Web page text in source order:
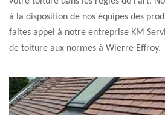
à la disposition de nos équipes des
faites appel à notre entreprise KM
de toiture aux normes à Wierre Effroy.